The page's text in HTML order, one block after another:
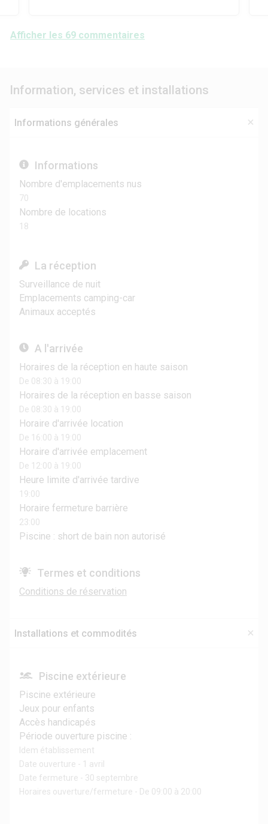
Afficher les 69 commentaires
Information, services et installations
Informations générales
Informations
Nombre d'emplacements nus
70
Nombre de locations
18
La réception
Surveillance de nuit
Emplacements camping-car
Animaux acceptés
A l'arrivée
Horaires de la réception en haute saison
De 08:30 à 19:00
Horaires de la réception en basse saison
De 08:30 à 19:00
Horaire d'arrivée location
De 16:00 à 19:00
Horaire d'arrivée emplacement
De 12:00 à 19:00
Heure limite d'arrivée tardive
19:00
Horaire fermeture barrière
23:00
Piscine : short de bain non autorisé
Termes et conditions
Conditions de réservation
Installations et commodités
Piscine extérieure
Piscine extérieure
Jeux pour enfants
Accès handicapés
Période ouverture piscine :
Idem établissement
Date ouverture - 1 avril
Date fermeture - 30 septembre
Horaires ouverture/fermeture - De 09:00 à 20:00